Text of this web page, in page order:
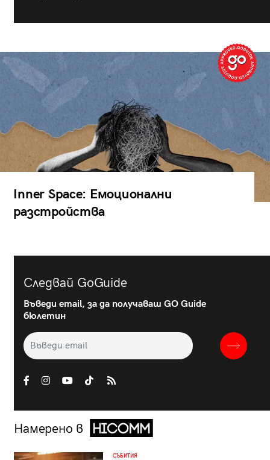
Inner Space: Емоционални
разстройства
Следвай GoGuide
Въведи email, за да получаваш GO Guide
бюлетин
Намерено в
СЪБИТИЯ